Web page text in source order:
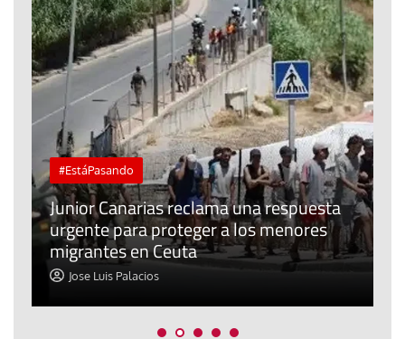
#EstáPasando
Junior Canarias reclama una respuesta
urgente para proteger a los menores
migrantes en Ceuta
Jose Luis Palacios